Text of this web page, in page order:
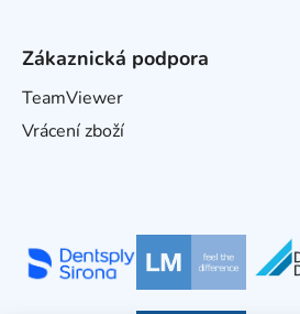
Zákaznická podpora
TeamViewer
Vrácení zboží